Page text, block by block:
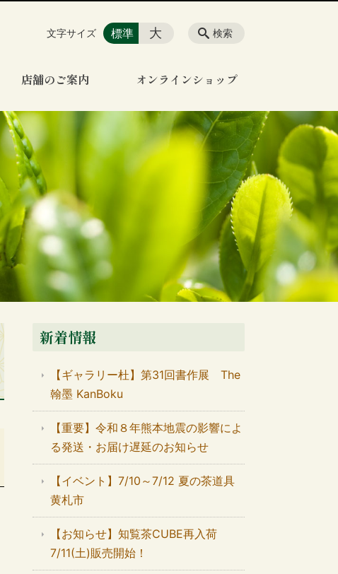
店舗のご案内 オンラインショップ
検索
文字サイズ 標準 大
新着情報
【ギャラリー杜】第31回書作展 The
翰墨 KanBoku
【重要】令和８年熊本地震の影響によ
る発送・お届け遅延のお知らせ
【イベント】7/10～7/12 夏の茶道具
黄札市
【お知らせ】知覧茶CUBE再入荷
7/11(土)販売開始！